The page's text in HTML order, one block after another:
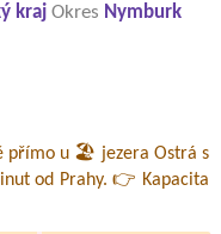
kraj Okres Nymburk
přímo u 🏖️ jezera Ostrá s
od Prahy. 👉 Kapacita